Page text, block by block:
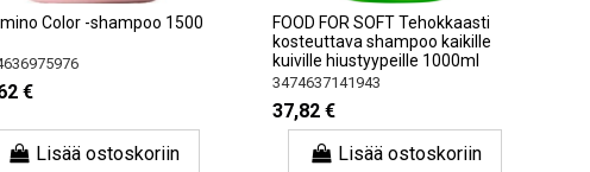
Color -shampoo 1500
€
Lisää ostoskoriin
FOOD FOR SOFT Tehokkaasti
kosteuttava shampoo kaikille
kuiville hiustyypeille 1000ml
3474637141943
37,82 €
Lisää ostoskoriin